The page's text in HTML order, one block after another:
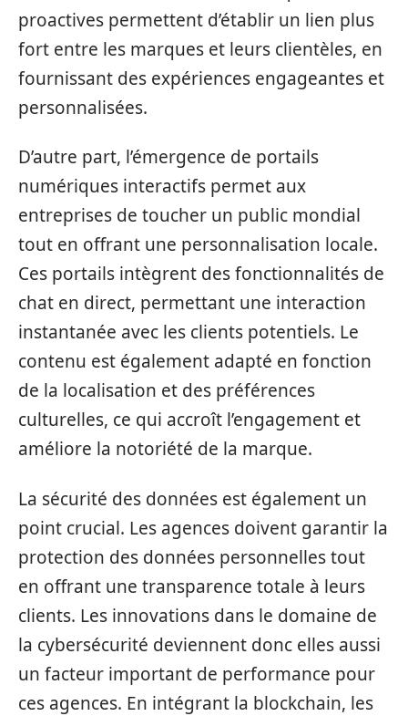
proactives permettent d’établir un lien plus
fort entre les marques et leurs clientèles, en
fournissant des expériences engageantes et
personnalisées.
D’autre part, l’émergence de portails
numériques interactifs permet aux
entreprises de toucher un public mondial
tout en offrant une personnalisation locale.
Ces portails intègrent des fonctionnalités de
chat en direct, permettant une interaction
instantanée avec les clients potentiels. Le
contenu est également adapté en fonction
de la localisation et des préférences
culturelles, ce qui accroît l’engagement et
améliore la notoriété de la marque.
La sécurité des données est également un
point crucial. Les agences doivent garantir la
protection des données personnelles tout
en offrant une transparence totale à leurs
clients. Les innovations dans le domaine de
la cybersécurité deviennent donc elles aussi
un facteur important de performance pour
ces agences. En intégrant la blockchain, les